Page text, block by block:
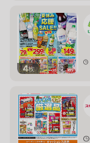
4枚